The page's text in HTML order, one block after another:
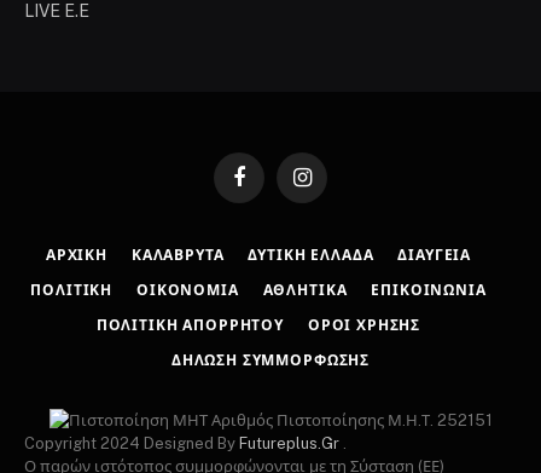
LIVE E.E
FacebookInstagram
ΑΡΧΙΚΉ ΚΑΛΆΒΡΥΤΑ ΔΥΤΙΚΉ ΕΛΛΆΔΑ ΔΙΑΎΓΕΙΑ
ΠΟΛΙΤΙΚΉ ΟΙΚΟΝΟΜΊΑ ΑΘΛΗΤΙΚΆ ΕΠΙΚΟΙΝΩΝΊΑ
ΠΟΛΙΤΙΚΉ ΑΠΟΡΡΉΤΟΥ ΌΡΟΙ ΧΡΉΣΗΣ
ΔΉΛΩΣΗ ΣΥΜΜΌΡΦΩΣΗΣ
Αριθμός Πιστοποίησης Μ.Η.Τ. 252151
Copyright 2024 Designed By Futureplus.Gr .
Ο παρών ιστότοπος συμμορφώνονται με τη Σύσταση (ΕΕ)